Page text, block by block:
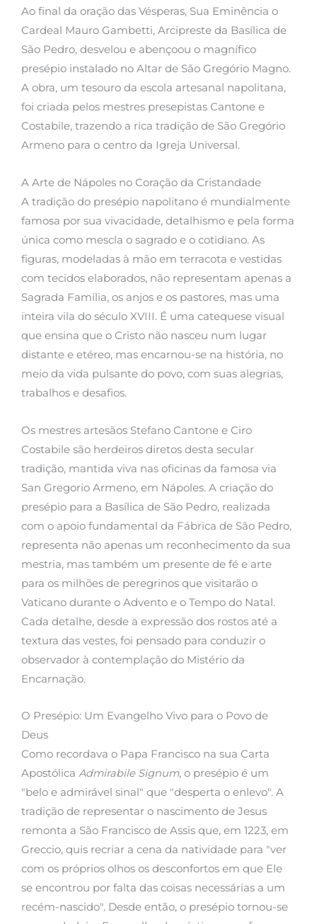
Ao final da oração das Vésperas, Sua Eminência o
Cardeal Mauro Gambetti, Arcipreste da Basílica de
São Pedro, desvelou e abençoou o magnífico
presépio instalado no Altar de São Gregório Magno.
A obra, um tesouro da escola artesanal napolitana,
foi criada pelos mestres presepistas Cantone e
Costabile, trazendo a rica tradição de São Gregório
Armeno para o centro da Igreja Universal.
A Arte de Nápoles no Coração da Cristandade
A tradição do presépio napolitano é mundialmente
famosa por sua vivacidade, detalhismo e pela forma
única como mescla o sagrado e o cotidiano. As
figuras, modeladas à mão em terracota e vestidas
com tecidos elaborados, não representam apenas a
Sagrada Família, os anjos e os pastores, mas uma
inteira vila do século XVIII. É uma catequese visual
que ensina que o Cristo não nasceu num lugar
distante e etéreo, mas encarnou-se na história, no
meio da vida pulsante do povo, com suas alegrias,
trabalhos e desafios.
Os mestres artesãos Stefano Cantone e Ciro
Costabile são herdeiros diretos desta secular
tradição, mantida viva nas oficinas da famosa via
San Gregorio Armeno, em Nápoles. A criação do
presépio para a Basílica de São Pedro, realizada
com o apoio fundamental da Fábrica de São Pedro,
representa não apenas um reconhecimento da sua
mestria, mas também um presente de fé e arte
para os milhões de peregrinos que visitarão o
Vaticano durante o Advento e o Tempo do Natal.
Cada detalhe, desde a expressão dos rostos até a
textura das vestes, foi pensado para conduzir o
observador à contemplação do Mistério da
Encarnação.
O Presépio: Um Evangelho Vivo para o Povo de
Deus
Como recordava o Papa Francisco na sua Carta
Apostólica Admirabile Signum, o presépio é um
"belo e admirável sinal" que "desperta o enlevo". A
tradição de representar o nascimento de Jesus
remonta a São Francisco de Assis que, em 1223, em
Greccio, quis recriar a cena da natividade para "ver
com os próprios olhos os desconfortos em que Ele
se encontrou por falta das coisas necessárias a um
recém-nascido". Desde então, o presépio tornou-se